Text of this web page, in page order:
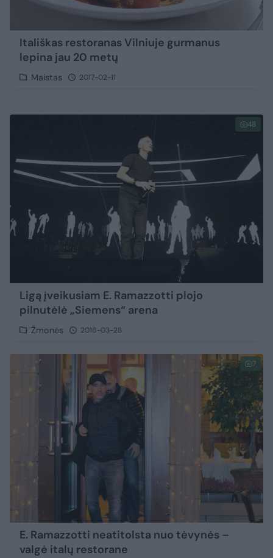
Itališkas restoranas Vilniuje gurmanus
lepina jau 20 metų
Maistas 2017-02-11
48
Ligą įveikusiam E. Ramazzotti plojo
pilnutėlė „Siemens“ arena
Žmonės 2016-03-28
7
E. Ramazzotti neatitolsta nuo tėvynės –
valgė italų restorane